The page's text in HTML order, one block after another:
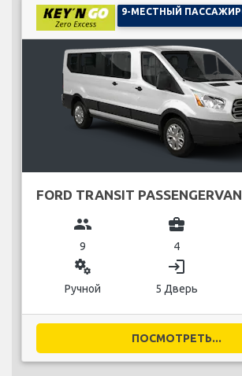
FORD TRANSIT PASSENGERVAN
group
9
business_center
4
miscellaneous_services
Ручной
login
5 Дверь
ПОСМОТРЕТЬ...